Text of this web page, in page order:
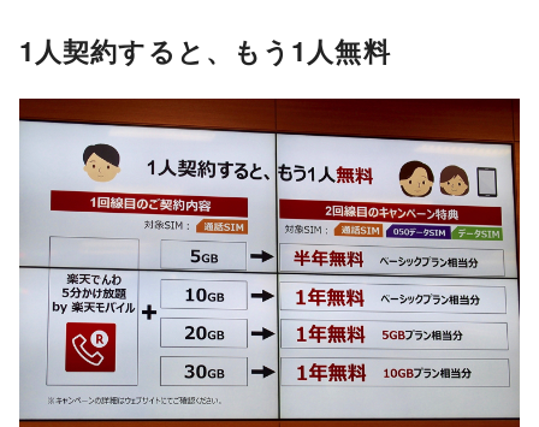
1人契約すると、もう1人無料